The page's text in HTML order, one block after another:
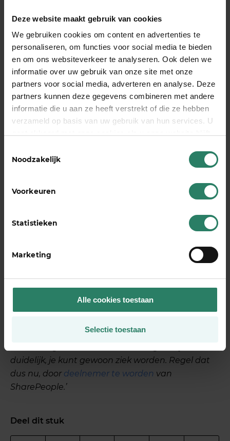
Deze website maakt gebruik van cookies
We gebruiken cookies om content en advertenties te
personaliseren, om functies voor social media te bieden
en om ons websiteverkeer te analyseren. Ook delen we
informatie over uw gebruik van onze site met onze
partners voor social media, adverteren en analyse. Deze
partners kunnen deze gegevens combineren met andere
informatie die u aan ze heeft verstrekt of die ze hebben
verzameld op basis van uw gebruik van hun services. U
Noodzakelijk
Voorkeuren
Statistieken
Marketing
Alle cookies toestaan
Selectie toestaan
Cora zit in de Brightgroep en ontvangt donaties
van andere Bright-leden. ZZP’ers die hun
pensioen opbouwen bij BrightPensioen én
SharePeople kiezen als hun vangnet
groep deelnemers
Ziek zijn
laat je bedrijf niet in de steek. Dat levert een
interne strijd op. Ik moest leren los te laten en me
tegelijkertijd er wel voor zorgen dat mijn bedrijf
in het leven, dat je ook als ondernemer af en toe
voor jezelf mag kiezen. Je bent echt niet continu
nodig; er af en toe even niet zijn, is goed voor je.’
Cora: ‘De noodzaak van een
duidelijk, je kunt gewoon ziek worden. Regel dat
dus nu, door deelnemer te worden van
SharePeople.’
Deel dit stuk